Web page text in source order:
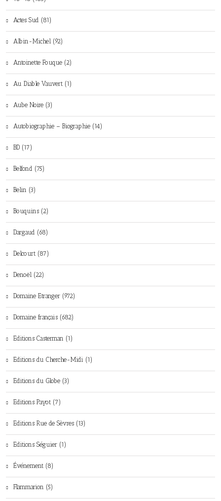
Actes Sud (81)
Albin-Michel (92)
Antoinette Fouque (2)
Au Diable Vauvert (1)
Aube Noire (3)
Autobiographie – Biographie (14)
BD (17)
Belfond (75)
Belin (3)
Bouquins (2)
Dargaud (68)
Delcourt (87)
Denoël (22)
Domaine Etranger (972)
Domaine français (682)
Editions Casterman (1)
Editions du Cherche-Midi (1)
Editions du Globe (3)
Editions Payot (7)
Editions Rue de Sèvres (13)
Editions Séguier (1)
Événement (8)
Flammarion (5)